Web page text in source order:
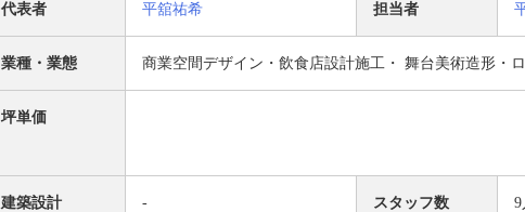
代表者 平舘祐希 担当者
業種・業態 商業空間デザイン・飲食店設計施工・ 舞台美術造形・
坪単価
建築設計 - スタッフ数 9